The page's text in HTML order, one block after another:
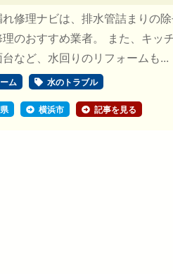
修理ナビは、排水管詰まりの
のおすすめ業者。 また、キッ
など、水回りのリフォームも...
ム 水のトラブル
横浜市 記事を見る